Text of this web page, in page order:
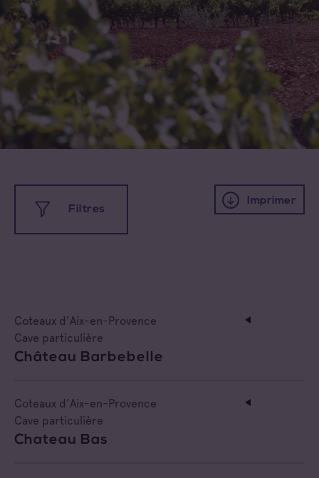
Filtres
Imprimer
Coteaux Varois en Provence
Côtes de Provence
Côtes de Provence La Londe
Cave particulière
Négoce vinificateur
Negociant
Négociant Etranger
Coteaux d'Aix-en-Provence
Cave particulière
Château Barbebelle
Coteaux d'Aix-en-Provence
Cave particulière
Chateau Bas